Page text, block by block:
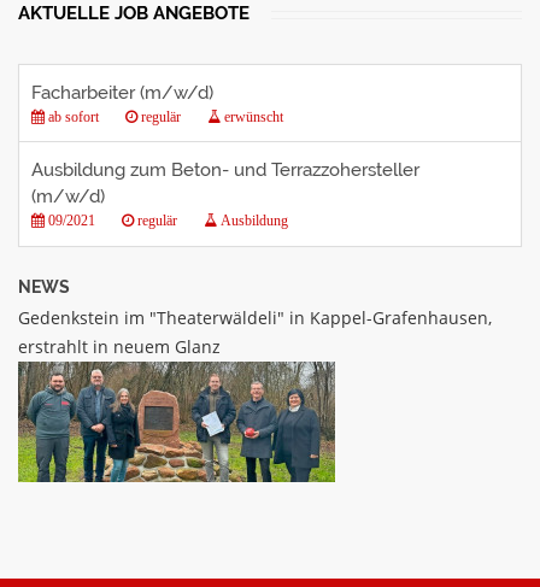
AKTUELLE JOB ANGEBOTE
Facharbeiter (m/w/d)
ab sofort regulär erwünscht
Ausbildung zum Beton- und Terrazzohersteller
(m/w/d)
09/2021 regulär Ausbildung
NEWS
Gedenkstein im "Theaterwäldeli" in Kappel-Grafenhausen,
erstrahlt in neuem Glanz